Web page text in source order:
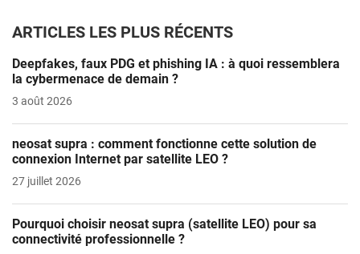
ARTICLES LES PLUS RÉCENTS
Deepfakes, faux PDG et phishing IA : à quoi ressemblera
la cybermenace de demain ?
3 août 2026
neosat supra : comment fonctionne cette solution de
connexion Internet par satellite LEO ?
27 juillet 2026
Pourquoi choisir neosat supra (satellite LEO) pour sa
connectivité professionnelle ?